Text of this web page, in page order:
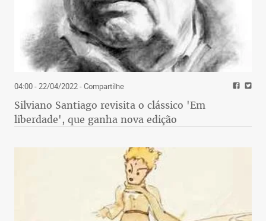
04:00 - 22/04/2022- Compartilhe
Silviano Santiago revisita o clássico 'Em
liberdade', que ganha nova edição